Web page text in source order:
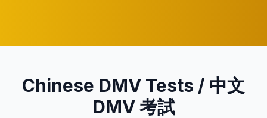
Chinese DMV Tests / 中文
DMV 考試